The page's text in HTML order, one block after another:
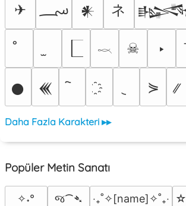
✈ ؄ 𒀭 ネ
𓎖 ☠ ‣
𒊹 𒌍 ⋟
Daha Fazla Karakteri ▸▸
Popüler Metin Sanatı
✧˖° જ⁀➴ ‎‧₊˚✧[name]✧˚₊‧